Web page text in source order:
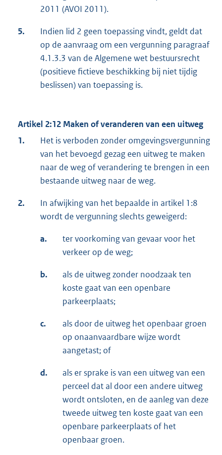
2011 (AVOI 2011).
5.
Indien lid 2 geen toepassing vindt, geldt dat
op de aanvraag om een vergunning paragraaf
4.1.3.3 van de Algemene wet bestuursrecht
(positieve fictieve beschikking bij niet tijdig
beslissen) van toepassing is.
Artikel 2:12 Maken of veranderen van een uitweg
1.
Het is verboden zonder omgevingsvergunning
van het bevoegd gezag een uitweg te maken
naar de weg of verandering te brengen in een
bestaande uitweg naar de weg.
2.
In afwijking van het bepaalde in artikel 1:8
wordt de vergunning slechts geweigerd:
a.
ter voorkoming van gevaar voor het
verkeer op de weg;
b.
als de uitweg zonder noodzaak ten
koste gaat van een openbare
parkeerplaats;
c.
als door de uitweg het openbaar groen
op onaanvaardbare wijze wordt
aangetast; of
d.
als er sprake is van een uitweg van een
perceel dat al door een andere uitweg
wordt ontsloten, en de aanleg van deze
tweede uitweg ten koste gaat van een
openbare parkeerplaats of het
openbaar groen.